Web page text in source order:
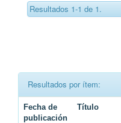
Resultados 1-1 de 1.
Resultados por ítem:
Fecha de
publicación
Título